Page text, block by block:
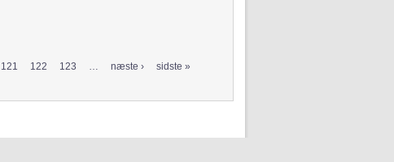
121 122 123 … næste › sidste »